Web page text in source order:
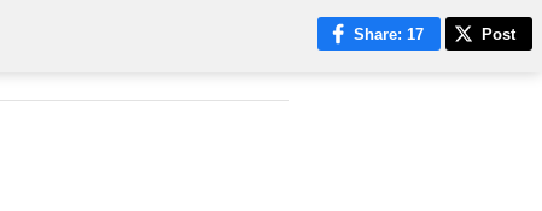
Share: 17 Post